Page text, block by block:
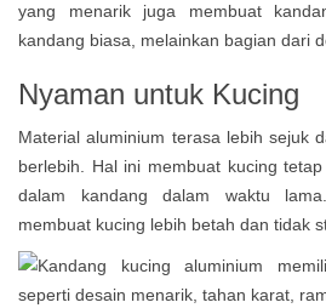
yang menarik juga membuat
kandang biasa, melainkan bagian dari
Nyaman untuk Kucing
Material aluminium terasa lebih sejuk
berlebih. Hal ini membuat kucing
dalam kandang dalam waktu
membuat kucing lebih betah dan tidak